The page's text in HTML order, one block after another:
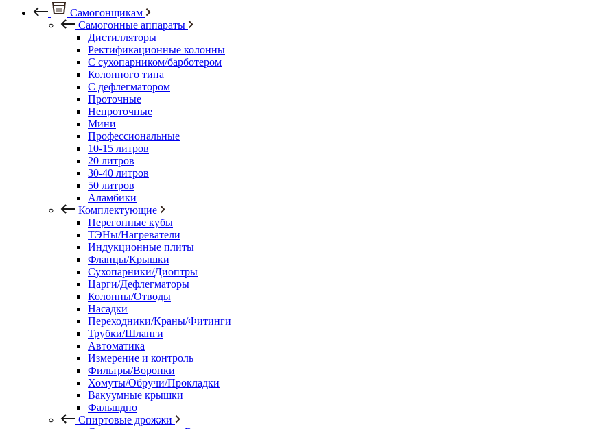
Самогонщикам
Самогонные аппараты
Дистилляторы
Ректификационные колонны
С сухопарником/барботером
Колонного типа
С дефлегматором
Проточные
Непроточные
Мини
Профессиональные
10-15 литров
20 литров
30-40 литров
50 литров
Аламбики
Комплектующие
Перегонные кубы
ТЭНы/Нагреватели
Индукционные плиты
Фланцы/Крышки
Сухопарники/Диоптры
Царги/Дефлегматоры
Колонны/Отводы
Насадки
Переходники/Краны/Фитинги
Трубки/Шланги
Автоматика
Измерение и контроль
Фильтры/Воронки
Хомуты/Обручи/Прокладки
Вакуумные крышки
Фальшдно
Спиртовые дрожжи